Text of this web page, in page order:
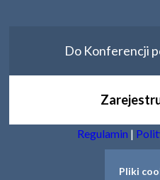
Do Konferencji
Regulamin |
Pliki